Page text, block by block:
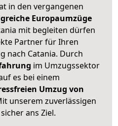
in den vergangenen
Europaumzüge
mit begleiten dürfen
Partner für Ihren
nach Catania. Durch
im Umzugssektor
es bei einem
Umzug von
unserem zuverlässigen
ans Ziel.